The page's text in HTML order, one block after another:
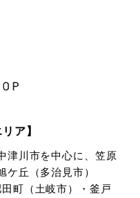
ア】
津川市を中心に、笠原
丘（多治見市）
町（土岐市）・釜戸